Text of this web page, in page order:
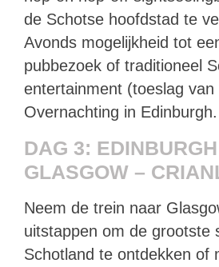
de Schotse hoofdstad te
Avonds mogelijkheid tot
pubbezoek of traditioneel
entertainment (toeslag van
Overnachting in Edinburgh.
DAG 3:
GLASGOW –
Neem de trein naar
uitstappen om de grootste
Schotland te ontdekken of